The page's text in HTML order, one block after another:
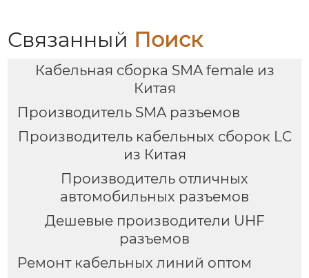
Связанный Поиск
Кабельная сборка SMA female из
Китая
Производитель SMA разъемов
Производитель кабельных сборок LC
из Китая
Производитель отличных
автомобильных разъемов
Дешевые производители UHF
разъемов
Ремонт кабельных линий оптом